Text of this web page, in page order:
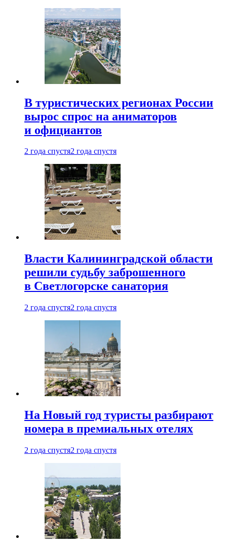
В туристических регионах России
вырос спрос на аниматоров
и официантов
2 года спустя2 года спустя
Власти Калининградской области
решили судьбу заброшенного
в Светлогорске санатория
2 года спустя2 года спустя
На Новый год туристы разбирают
номера в премиальных отелях
2 года спустя2 года спустя